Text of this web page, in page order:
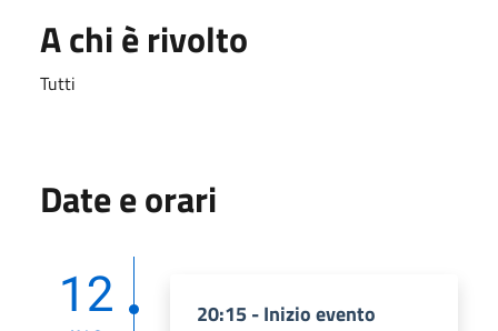
A chi è rivolto
Tutti
Date e orari
12 20:15 - Inizio evento